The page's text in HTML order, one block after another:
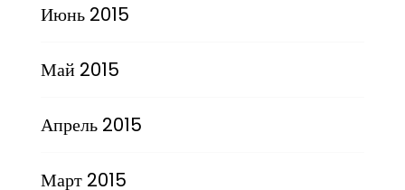
Июнь 2015
Май 2015
Апрель 2015
Март 2015